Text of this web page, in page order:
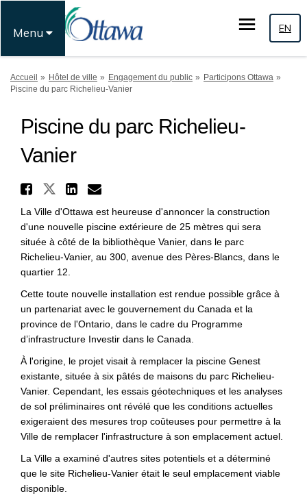
Menu EN
Vous êtes ici:
Accueil Hôtel de ville Engagement du public
Participons Ottawa
Piscine du parc Richelieu-Vanier
Piscine du parc Richelieu-
Vanier
Partager Piscine du parc
Partager Piscine du parc
Partager Piscine du parc
Courriel Piscine du
La Ville d'Ottawa est heureuse d'annoncer la construction
d'une nouvelle piscine extérieure de 25 mètres qui sera
située à côté de la bibliothèque Vanier, dans le parc
Richelieu-Vanier, au 300, avenue des Pères-Blancs, dans le
quartier 12.
Cette toute nouvelle installation est rendue possible grâce à
un partenariat avec le gouvernement du Canada et la
province de l'Ontario, dans le cadre du Programme
d’infrastructure Investir dans le Canada.
À l'origine, le projet visait à remplacer la piscine Genest
existante, située à six pâtés de maisons du parc Richelieu-
Vanier. Cependant, les essais géotechniques et les analyses
de sol préliminaires ont révélé que les conditions actuelles
exigeraient des mesures trop coûteuses pour permettre à la
Ville de remplacer l'infrastructure à son emplacement actuel.
La Ville a examiné d'autres sites potentiels et a déterminé
que le site Richelieu-Vanier était le seul emplacement viable
disponible.